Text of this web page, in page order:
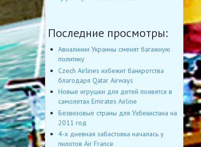
Последние просмотры:
Авиалинии Украины сменят багажную
политику
Czech Airlines избежит банкротства
благодаря Qatar Airways
Новые игрушки для детей появятся в
самолетах Emirates Airline
Безвизовые страны для Узбекистана на
2011 год
4-х дневная забастовка началась у
пилотов Air France